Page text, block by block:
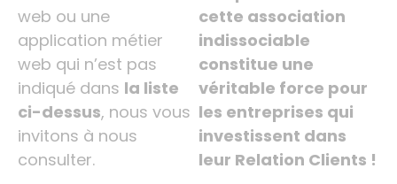
web ou une
application métier
web qui n’est pas
indiqué dans la liste
ci-dessus, nous vous
invitons à nous
consulter.
cette association
indissociable
constitue une
véritable force pour
les entreprises qui
investissent dans
leur Relation Clients !